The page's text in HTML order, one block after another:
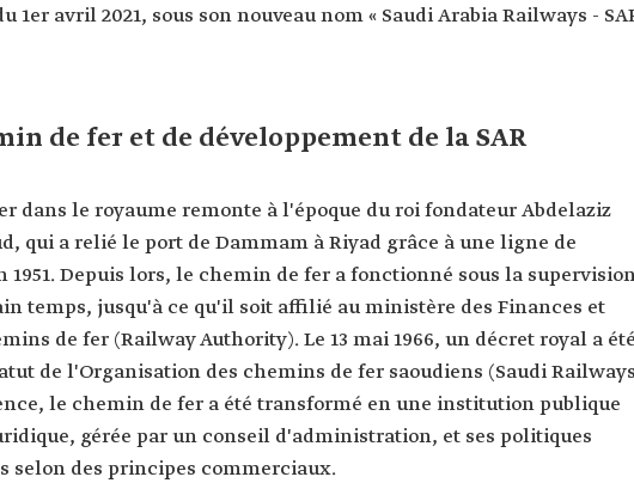
1er avril 2021, sous son nouveau nom « Saudi Arabia Railways -
de fer et de développement de la SAR
dans le royaume remonte à l'époque du roi fondateur Abdelaziz
qui a relié le port de Dammam à Riyad grâce à une ligne de
Depuis lors, le chemin de fer a fonctionné sous la
temps, jusqu'à ce qu'il soit affilié au ministère des Finances et
de fer (Railway Authority). Le 13 mai 1966, un décret royal a
de l'Organisation des chemins de fer saoudiens (Saudi
le chemin de fer a été transformé en une institution publique
gérée par un conseil d'administration, et ses politiques
selon des principes commerciaux.